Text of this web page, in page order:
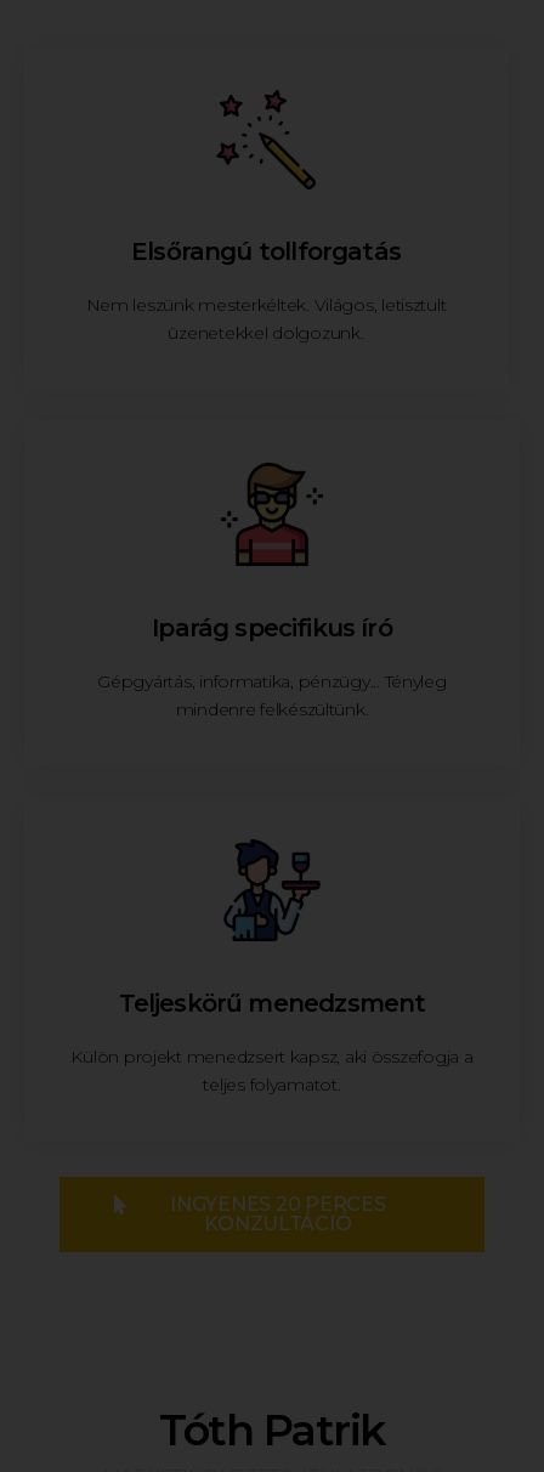
Elsőrangú tollforgatás
Nem leszünk mesterkéltek. Világos, letisztult
üzenetekkel dolgozunk.
Iparág specifikus író
Gépgyártás, informatika, pénzügy... Tényleg
mindenre felkészültünk.
Teljeskörű menedzsment
Külön projekt menedzsert kapsz, aki összefogja a
teljes folyamatot.
INGYENES 20 PERCES
KONZULTÁCIÓ
Tóth Patrik